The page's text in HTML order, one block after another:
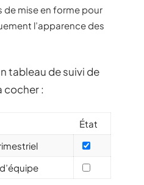
de mise en forme pour
l’apparence des
tableau de suivi de
cocher :
État